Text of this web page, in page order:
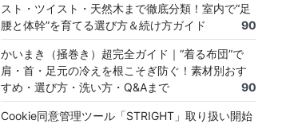
スト・ツイスト・天然木まで徹底分類！室内で“足
腰と体幹”を育てる選び方＆続け方ガイド
90
かいまき（掻巻き）超完全ガイド｜“着る布団”で
肩・首・足元の冷えを根こそぎ防ぐ！素材別おす
すめ・選び方・洗い方・Q&Aまで
90
Cookie同意管理ツール「STRIGHT」取り扱い開始